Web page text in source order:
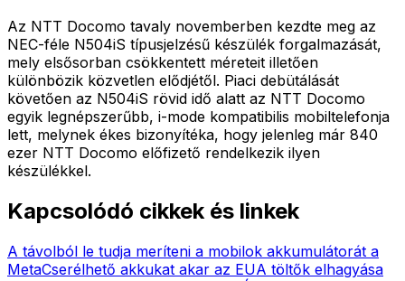
Az NTT Docomo tavaly novemberben kezdte meg az
NEC-féle N504iS típusjelzésű készülék forgalmazását,
mely elsősorban csökkentett méreteit illetően
különbözik közvetlen elődjétől. Piaci debütálását
követően az N504iS rövid idő alatt az NTT Docomo
egyik legnépszerűbb, i-mode kompatibilis mobiltelefonja
lett, melynek ékes bizonyítéka, hogy jelenleg már 840
ezer NTT Docomo előfizető rendelkezik ilyen
készülékkel.
Kapcsolódó cikkek és linkek
A távolból le tudja meríteni a mobilok akkumulátorát a
MetaCserélhető akkukat akar az EUA töltők elhagyása